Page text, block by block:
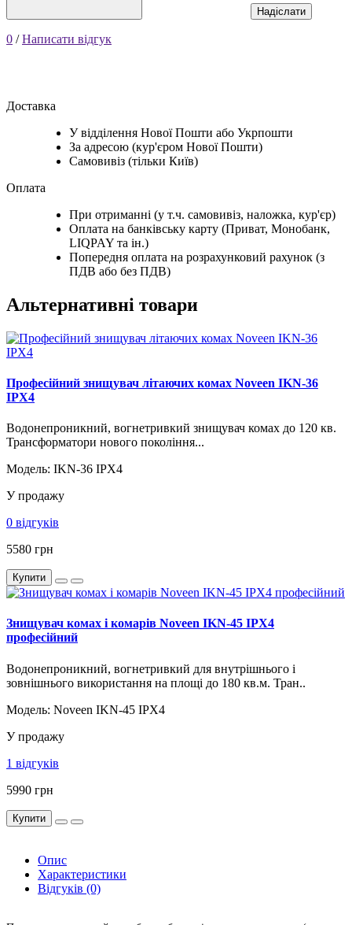
Надіслати
0 /Написати відгук
Доставка
У відділення Нової Пошти або Укрпошти
За адресою (кур'єром Нової Пошти)
Самовивіз (тільки Київ)
Оплата
При отриманні (у т.ч. самовивіз, наложка, кур'єр)
Оплата на банківську карту (Приват, Монобанк,
LIQPAY та ін.)
Попередня оплата на розрахунковий рахунок (з
ПДВ або без ПДВ)
Альтернативні товари
Професійний знищувач літаючих комах Noveen IKN-36
IPX4
Водонепроникний, вогнетривкий знищувач комах до 120 кв.
Трансформатори нового покоління...
Модель: IKN-36 IPX4
У продажу
0 відгуків
5580 грн
Купити
Знищувач комах і комарів Noveen IKN-45 IPX4
професійний
Водонепроникний, вогнетривкий для внутрішнього і
зовнішнього використання на площі до 180 кв.м. Тран..
Модель: Noveen IKN-45 IPX4
У продажу
1 відгуків
5990 грн
Купити
Опис
Характеристики
Відгуків (0)